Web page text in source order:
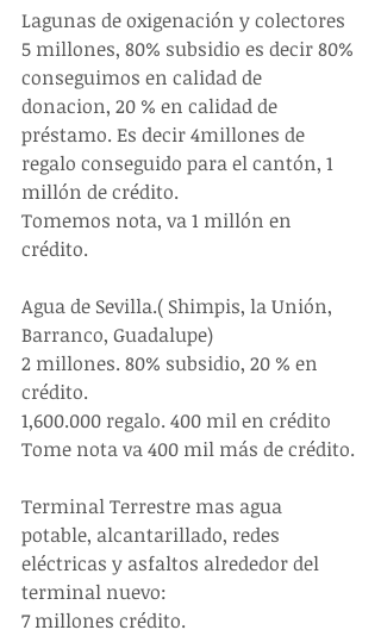
Lagunas de oxigenación y colectores
5 millones, 80% subsidio es decir 80%
conseguimos en calidad de
donacion, 20 % en calidad de
préstamo. Es decir 4millones de
regalo conseguido para el cantón, 1
millón de crédito.
Tomemos nota, va 1 millón en
crédito.
Agua de Sevilla.( Shimpis, la Unión,
Barranco, Guadalupe)
2 millones. 80% subsidio, 20 % en
crédito.
1,600.000 regalo. 400 mil en crédito
Tome nota va 400 mil más de crédito.
Terminal Terrestre mas agua
potable, alcantarillado, redes
eléctricas y asfaltos alrededor del
terminal nuevo:
7 millones crédito.